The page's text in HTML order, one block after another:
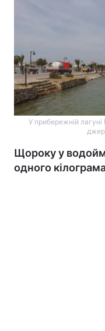
У прибережній
Щороку у
одного